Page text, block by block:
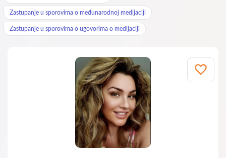
Zastupanje u sporovima o međunarodnoj medijaciji
Zastupanje u sporovima o ugovorima o medijaciji